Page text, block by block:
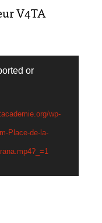
V4TA
or
wp-
Place-de-la-